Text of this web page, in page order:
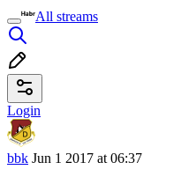
All streams
Login
bbk Jun 1 2017 at 06:37